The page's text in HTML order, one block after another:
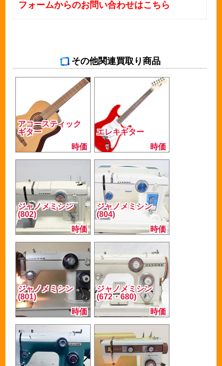
フォームからのお問い合わせはこちら
その他関連買取り商品
アコースティック
ギター
時価
エレキギター
時価
ジャノメミシン
(802)
時価
ジャノメミシン
(804)
時価
ジャノメミシン
(801)
時価
ジャノメミシン
(672・680)
時価